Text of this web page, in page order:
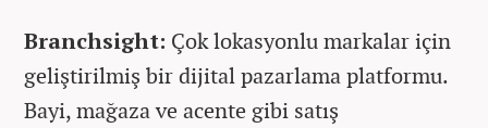
Branchsight: Çok lokasyonlu markalar için
geliştirilmiş bir dijital pazarlama platformu.
Bayi, mağaza ve acente gibi satış